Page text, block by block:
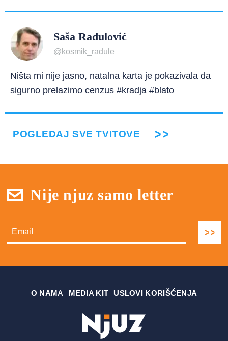
Saša Radulović
@kosmik_radule
Ništa mi nije jasno, natalna karta je pokazivala da
sigurno prelazimo cenzus #kradja #blato
POGLEDAJ SVE TVITOVE
Nije njuz samo letter
О NAMA MEDIA KIT USLOVI KORIŠĆENJA